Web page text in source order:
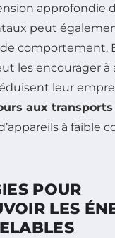
approfondie
peut
comportement.
les encourager à
leur
aux
à faible
POUR
LES